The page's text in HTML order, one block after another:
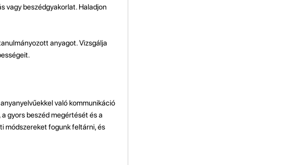
vagy beszédgyakorlat. Haladjon
anyagot. Vizsgálja
való kommunikáció
gyors beszéd megértését és a
módszereket fogunk feltárni, és